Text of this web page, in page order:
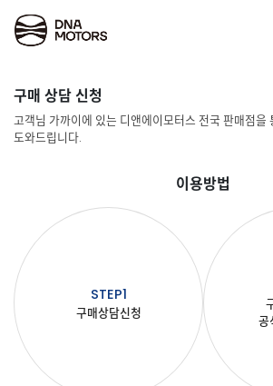
구매 상담 신청
고객님 가까이에 있는 디앤에이모터스 전국 판매점을
도와드립니다.
이용방법
STEP1
구매상담신청
공